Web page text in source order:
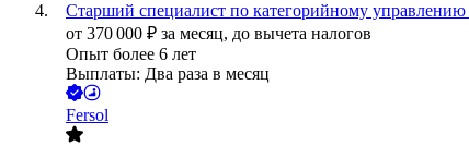
Старший специалист по категорийному управлению
от 370 000 ₽ за месяц, до вычета налогов
Опыт более 6 лет
Выплаты: Два раза в месяц
Fersol